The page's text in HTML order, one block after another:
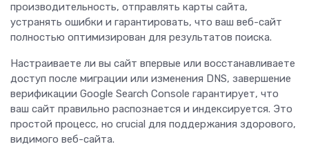
производительность, отправлять карты сайта,
устранять ошибки и гарантировать, что ваш веб-сайт
полностью оптимизирован для результатов поиска.
Настраиваете ли вы сайт впервые или восстанавливаете
доступ после миграции или изменения DNS, завершение
верификации Google Search Console гарантирует, что
ваш сайт правильно распознается и индексируется. Это
простой процесс, но crucial для поддержания здорового,
видимого веб-сайта.